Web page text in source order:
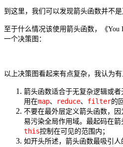
到这里，我们可以发现箭头函数并不
至于什么情况该使用箭头函数，《You
一个决策图：
以上决策图看起来有点复杂，我认为有
箭头函数适合于无复杂逻辑或
用在map、 reduce、 filter的
不要在最外层定义箭头函数，
易污染全局作用域。最起码在
this控制在可见的范围内；
如开头所述，箭头函数最吸引